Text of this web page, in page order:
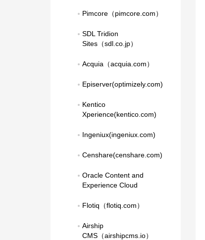
Pimcore（pimcore.com）
SDL Tridion
Sites（sdl.co.jp）
Acquia（acquia.com）
Episerver(optimizely.com)
Kentico
Xperience(kentico.com)
Ingeniux(ingeniux.com)
Censhare(censhare.com)
Oracle Content and
Experience Cloud
Flotiq（flotiq.com）
Airship
CMS（airshipcms.io）